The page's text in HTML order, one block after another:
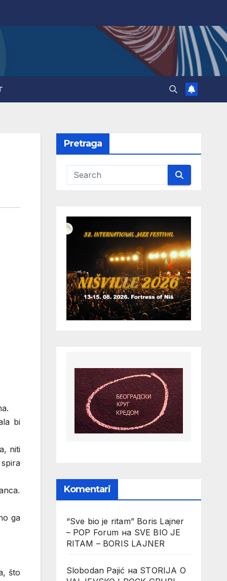
bi
niti
ga
što
Pretraga
Komentari
“Sve bio je ritam” Boris Lajner
– POP Forum на SVE BIO JE
RITAM – BORIS LAJNER
Slobodan Pajić на STORIJA O